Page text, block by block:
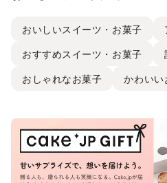
おいしいスイーツ・お菓子
おすすめスイーツ・お菓子
おしゃれなお菓子 かわいい